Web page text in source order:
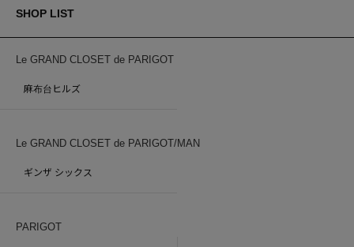
SHOP LIST
Le GRAND CLOSET de PARIGOT
麻布台ヒルズ
Le GRAND CLOSET de PARIGOT/MAN
ギンザ シックス
PARIGOT